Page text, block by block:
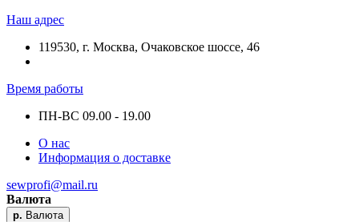
Наш адрес
119530, г. Москва, Очаковское шоссе, 46
Время работы
ПН-ВС 09.00 - 19.00
О нас
Информация о доставке
sewprofi@mail.ru
Валюта
р. Валюта